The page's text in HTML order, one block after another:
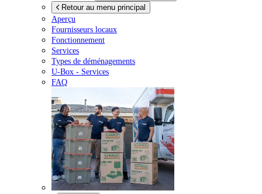
Retour au menu principal
Aperçu
Fournisseurs locaux
Fonctionnement
Services
Types de déménagements
U-Box - Services
FAQ